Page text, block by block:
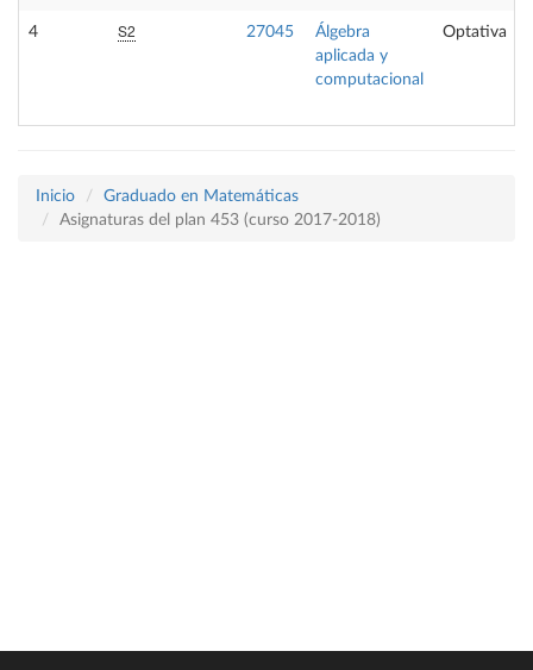
4 S2 27045
Álgebra
aplicada y
computacional
Optativa
Inicio
Graduado en Matemáticas
Asignaturas del plan 453 (curso 2017-2018)